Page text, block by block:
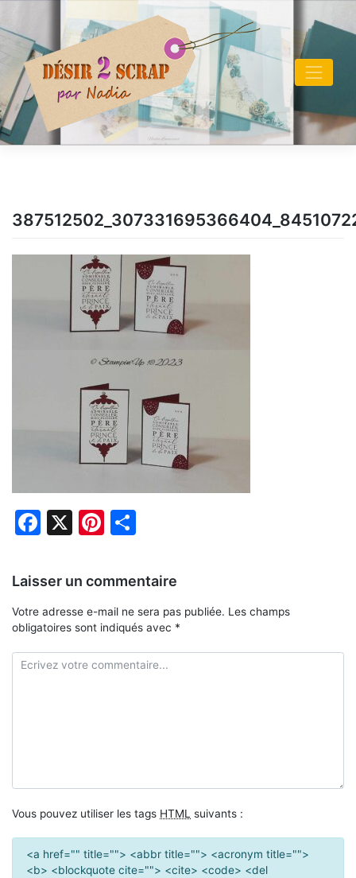
content
Facebook
X Pinterest
Laisser un commentaire
Votre adresse e-mail ne sera pas publiée. Les champs
obligatoires sont indiqués avec *
Vous pouvez utiliser les tags HTML suivants :
<a href="" title=""> <abbr title=""> <acronym title="">
<b> <blockquote cite=""> <cite> <code> <del